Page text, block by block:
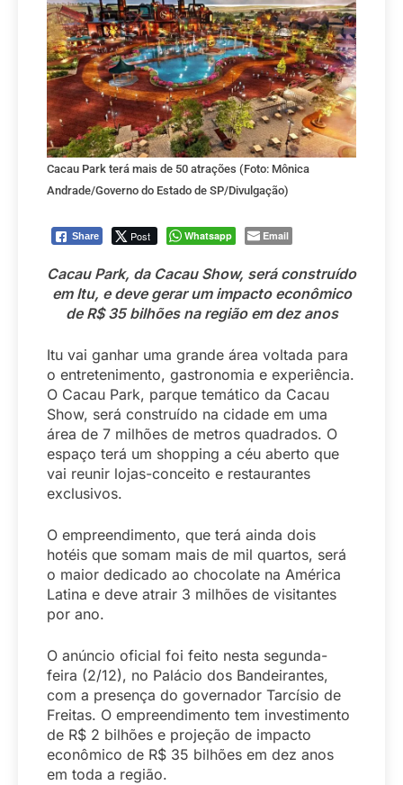
Cacau Park terá mais de 50 atrações (Foto: Mônica
Andrade/Governo do Estado de SP/Divulgação)
Share Post Whatsapp Email
Cacau Park, da Cacau Show, será construído
em Itu, e deve gerar um impacto econômico
de R$ 35 bilhões na região em dez anos
Itu vai ganhar uma grande área voltada para
o entretenimento, gastronomia e experiência.
O Cacau Park, parque temático da Cacau
Show, será construído na cidade em uma
área de 7 milhões de metros quadrados. O
espaço terá um shopping a céu aberto que
vai reunir lojas-conceito e restaurantes
exclusivos.
O empreendimento, que terá ainda dois
hotéis que somam mais de mil quartos, será
o maior dedicado ao chocolate na América
Latina e deve atrair 3 milhões de visitantes
por ano.
O anúncio oficial foi feito nesta segunda-
feira (2/12), no Palácio dos Bandeirantes,
com a presença do governador Tarcísio de
Freitas. O empreendimento tem investimento
de R$ 2 bilhões e projeção de impacto
econômico de R$ 35 bilhões em dez anos
em toda a região.